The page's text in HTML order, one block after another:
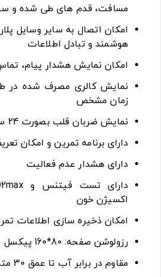
مسافت، قدم های طی شده و
امکان اتصال به سایر وسایل
هوشمند و تبادل اطلاعات
امکان نمایش هشدار پیام، تماس
نمایش کالری مصرف شده در
زمان مشخص
نمایش ضربان قلب بصورت 24 ساعته
دارای برنامه تمرین و امکان
دارای هشدار عدم فعالیت
اکسیژن خون
امکان ذخیره سازی اطلاعات
رزولوشن صفحه: 80*160 پیکسل
مقاوم در برابر آب تا عمق 30 متری